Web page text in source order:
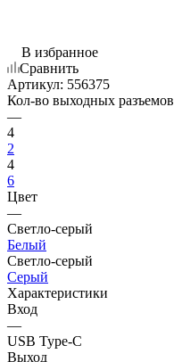
В избранное
Сравнить
Артикул: 556375
Кол-во выходных разъемов
—
4
2
4
6
Цвет
—
Светло-серый
Белый
Светло-серый
Серый
Характеристики
Вход
—
USB Type-C
Выход